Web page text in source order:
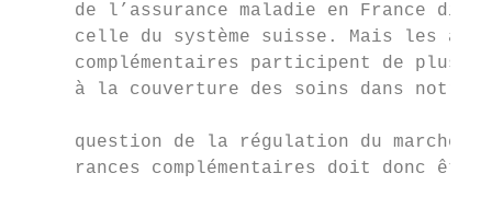
de l’assurance maladie en France
celle du système suisse. Mais les
complémentaires participent de plus
à la couverture des soins dans notre
question de la régulation du marché
rances complémentaires doit donc